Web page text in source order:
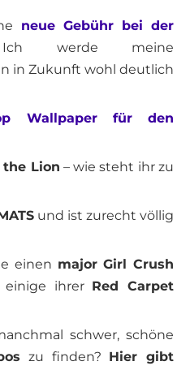
neue Gebühr bei der
werde meine
in Zukunft wohl deutlich
Wallpaper für den
the Lion – wie steht ihr zu
und ist zurecht völlig
einen major Girl Crush
einige ihrer Red Carpet
schwer, schöne
zu finden? Hier gibt